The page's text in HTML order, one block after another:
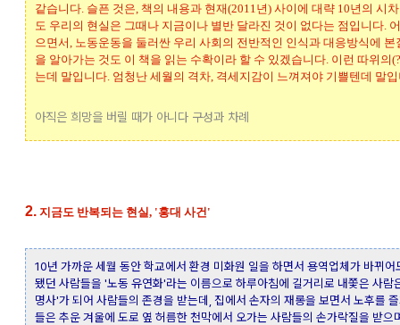
같습니다. 슬픈 것은, 책의 내용과 현재(2011년) 사이에 대략 10년의 시
도 우리의 현실은 그때나 지금이나 별반 달라진 것이 없다는 점입니다.
으면서, 노동운동을 둘러싼 우리 사회의 전반적인 인식과 대응방식에 본
을 알아가는 것도 이 책을 읽는 수확이라 할 수 있겠습니다. 이런 따위의
는데 말입니다. 엄청난 세월의 격차, 격세지감이 느껴져야 기쁠텐데 말
아직은 희망을 버릴 때가 아니다 구성과 차례
2. 지금도 반복되는 현실, '홍대 사건'
10년 가까운 세월 동안 학교에서 환경 미화원 일을 하면서 용역업체가 바뀌어
됐던 사람들을 '노동 유연화'라는 이름으로 하루아침에 길거리로 내쫓은 사람
명사'가 되어 사람들의 존경을 받는데, 집에서 손자의 재롱을 보면서 노후를
들은 추운 겨울에 도로 옆 허름한 천막에서 오가는 사람들의 손가락질을 받으